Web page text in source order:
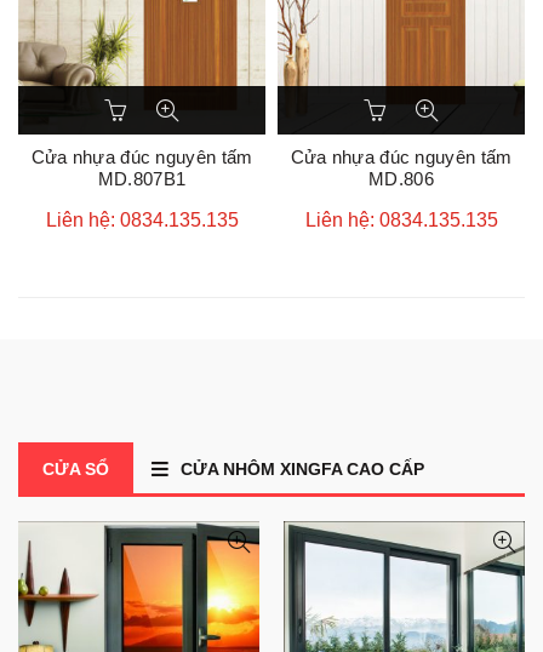
Cửa nhựa đúc nguyên tấm
MD.807B1
Liên hệ: 0834.135.135
Cửa nhựa đúc nguyên tấm
MD.806
Liên hệ: 0834.135.135
CỬA SỔ CỬA NHÔM XINGFA CAO CẤP